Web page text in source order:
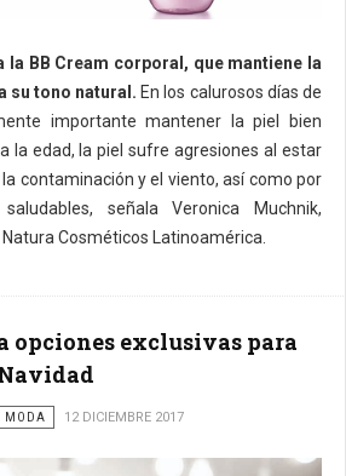
la BB Cream corporal, que mantiene la
su tono natural. En los calurosos días de
importante mantener la piel bien
la edad, la piel sufre agresiones al estar
contaminación y el viento, así como por
señala Veronica Muchnik,
Cosméticos Latinoamérica.
opciones exclusivas para
MODA 12 DICIEMBRE 2017